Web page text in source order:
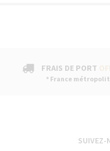
de
garantie
FRAIS DE PORT
* France
SUIVEZ-